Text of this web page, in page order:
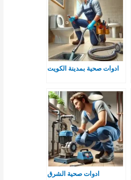
ادوات صحية بمدينة الكويت
ادوات صحية الشرق